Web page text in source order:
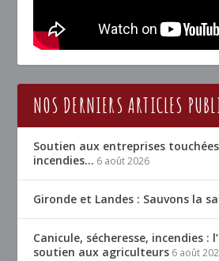
NOS DERNIERS ARTICLES
Soutien aux entreprises
incendies… 6 août 2026
Gironde et Landes : Sauvons la
Canicule, sécheresse, incendies :
soutien aux agriculteurs 6 août